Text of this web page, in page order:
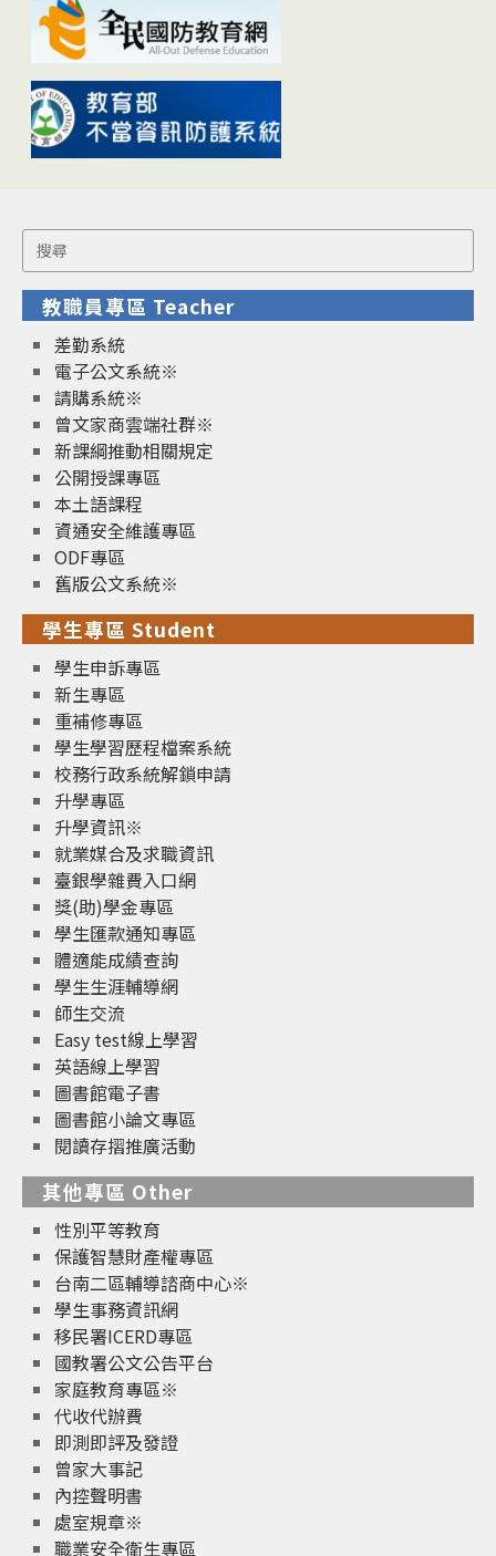
Search
for:
教職員專區 Teacher
差勤系統
電子公文系統※
請購系統※
曾文家商雲端社群※
新課綱推動相關規定
公開授課專區
本土語課程
資通安全維護專區
ODF專區
舊版公文系統※
學生專區 Student
學生申訴專區
新生專區
重補修專區
學生學習歷程檔案系統
校務行政系統解鎖申請
升學專區
升學資訊※
就業媒合及求職資訊
臺銀學雜費入口網
獎(助)學金專區
學生匯款通知專區
體適能成績查詢
學生生涯輔導網
師生交流
Easy test線上學習
英語線上學習
圖書館電子書
圖書館小論文專區
閱讀存摺推廣活動
其他專區 Other
性別平等教育
保護智慧財產權專區
台南二區輔導諮商中心※
學生事務資訊網
移民署ICERD專區
國教署公文公告平台
家庭教育專區※
代收代辦費
即測即評及發證
曾家大事記
內控聲明書
處室規章※
職業安全衛生專區